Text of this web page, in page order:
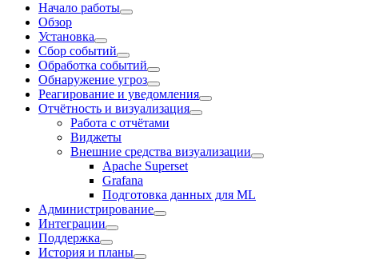
Начало работы
Обзор
Установка
Сбор событий
Обработка событий
Обнаружение угроз
Реагирование и уведомления
Отчётность и визуализация
Работа с отчётами
Виджеты
Внешние средства визуализации
Apache Superset
Grafana
Подготовка данных для ML
Администрирование
Интеграции
Поддержка
История и планы